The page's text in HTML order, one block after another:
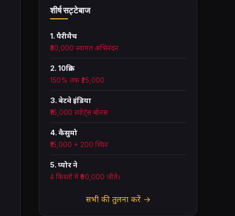
शीर्ष सट्टेबाज
1. पैरीमैच
₹30,000 स्वागत अभिनंदन
2. 10क्रिक
150% तक ₹25,000
3. बेटवे इंडिया
₹16,000 स्पोर्ट्स बोनस
4. कैसुमो
₹15,000 + 200 स्पिन
5. प्योर ने
4 किस्तों में ₹90,000 जीते।
सभी की तुलना करें →